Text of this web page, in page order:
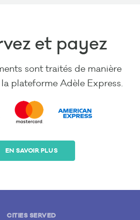
et payez
sont traités de manière
plateforme Adèle Express.
EN SAVOIR PLUS
CITIES SERVED